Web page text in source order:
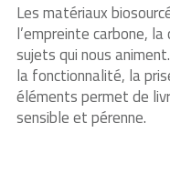
Les matériaux
l’empreinte carbone,
sujets qui nous
la fonctionnalité, la
éléments permet de
sensible et pérenne.